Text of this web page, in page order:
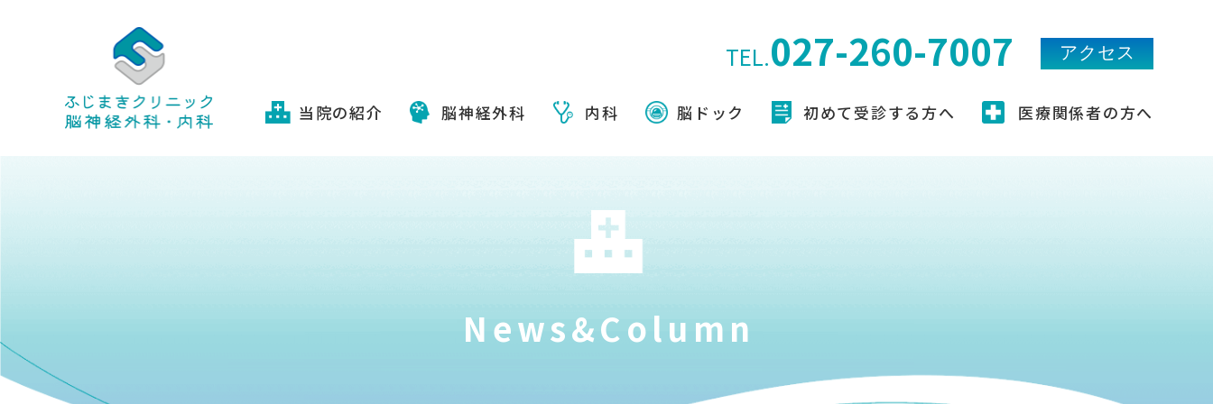
TEL.027-260-7007 アクセス
当院の紹介 脳神経外科 内科 脳ドック 初めて受診する方へ 医療関係者の方へ
News&Column